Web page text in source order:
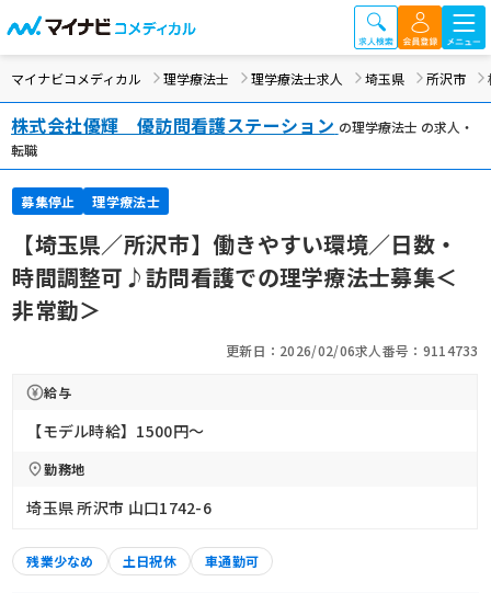
マイナビコメディカル 理学療法士 理学療法士求人 埼玉県 所沢市
株式会社優輝 優訪問看護ステーション の理学療法士 の求人・
転職
募集停止 理学療法士
【埼玉県／所沢市】働きやすい環境／日数・
時間調整可♪訪問看護での理学療法士募集＜
非常勤＞
更新日：2026/02/06求人番号：9114733
給与
【モデル時給】1500円〜
勤務地
埼玉県 所沢市 山口1742-6
残業少なめ 土日祝休 車通勤可